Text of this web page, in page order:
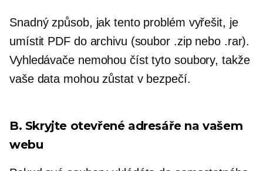
Snadný způsob, jak tento problém vyřešit, je
umístit PDF do archivu (soubor .zip nebo .rar).
Vyhledávače nemohou číst tyto soubory, takže
vaše data mohou zůstat v bezpečí.
B. Skryjte otevřené adresáře na vašem
webu